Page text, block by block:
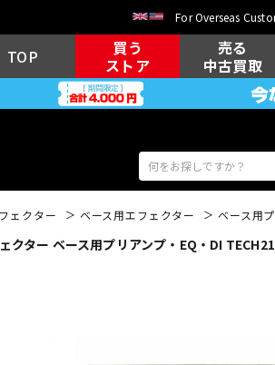
For Overseas
TOP
買う
ストア
売る
中古買取
アコギ/エレ
ェクター ベース用エフェクター ベース用
クター ベース用プリアンプ・EQ・DI